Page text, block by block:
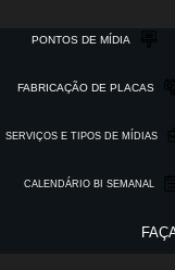
PONTOS DE MÍDIA
FABRICAÇÃO DE PLACAS
SERVIÇOS E TIPOS DE MÍDIAS
CALENDÁRIO BI SEMANAL